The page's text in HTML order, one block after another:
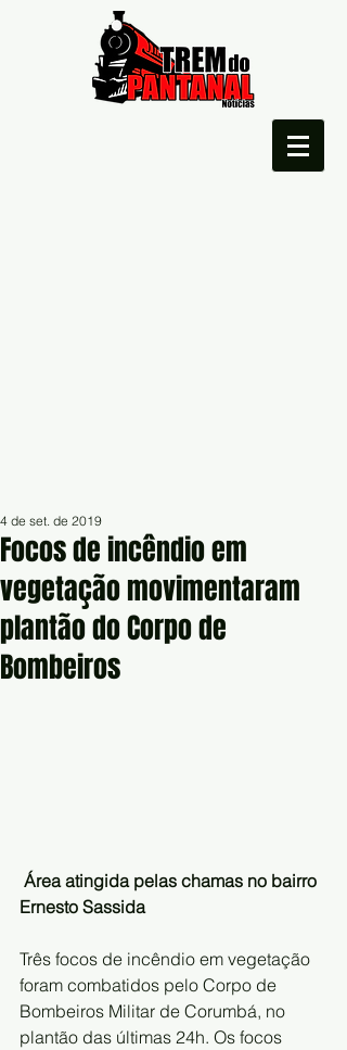
Focos de incêndio em
vegetação movimentaram
plantão do Corpo de
Bombeiros
4 de set. de 2019
Área atingida pelas chamas no bairro
Ernesto Sassida
Três focos de incêndio em vegetação
foram combatidos pelo Corpo de
Bombeiros Militar de Corumbá, no
plantão das últimas 24h. Os focos